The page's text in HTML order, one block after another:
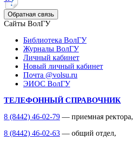
Обратная связь
Сайты ВолГУ
Библиотека ВолГУ
Журналы ВолГУ
Личный кабинет
Новый личный кабинет
Почта @volsu.ru
ЭИОС ВолГУ
ТЕЛЕФОННЫЙ СПРАВОЧНИК
8 (8442) 46-02-79 — приемная ректора,
8 (8442) 46-02-63 — общий отдел,